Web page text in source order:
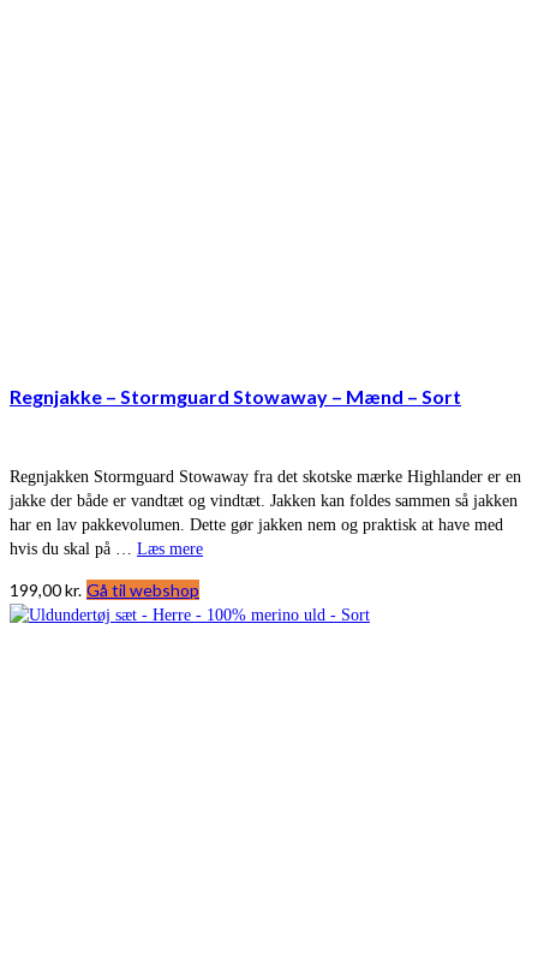
Regnjakke – Stormguard Stowaway – Mænd – Sort
Regnjakken Stormguard Stowaway fra det skotske mærke Highlander er en
jakke der både er vandtæt og vindtæt. Jakken kan foldes sammen så jakken
har en lav pakkevolumen. Dette gør jakken nem og praktisk at have med
hvis du skal på … Læs mere
199,00kr. Gå til webshop